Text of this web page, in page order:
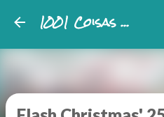
Avançar para o
1001 Coisas ...